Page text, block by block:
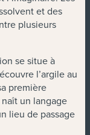
et des
plusieurs
se situe à
l’argile au
première
un langage
lieu de passage